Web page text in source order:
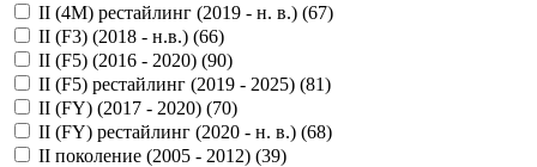
II (4M) рестайлинг (2019 - н. в.) (67)
II (F3) (2018 - н.в.) (66)
II (F5) (2016 - 2020) (90)
II (F5) рестайлинг (2019 - 2025) (81)
II (FY) (2017 - 2020) (70)
II (FY) рестайлинг (2020 - н. в.) (68)
II поколение (2005 - 2012) (39)